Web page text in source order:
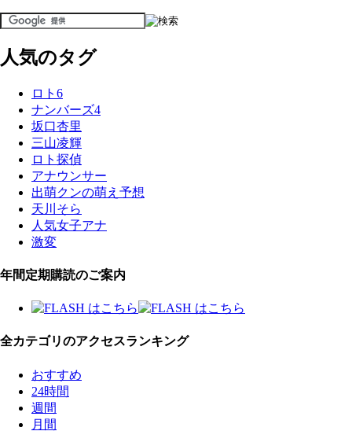
人気のタグ
ロト6
ナンバーズ4
坂口杏里
三山凌輝
ロト探偵
アナウンサー
出萌クンの萌え予想
天川そら
人気女子アナ
激変
年間定期購読のご案内
全カテゴリのアクセスランキング
おすすめ
24時間
週間
月間